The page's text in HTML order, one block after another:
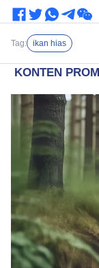
Tag: ikan hias